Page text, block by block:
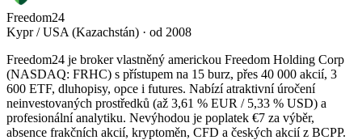
Freedom24
Kypr / USA (Kazachstán) · od 2008
Freedom24 je broker vlastněný americkou Freedom Holding Corp
(NASDAQ: FRHC) s přístupem na 15 burz, přes 40 000 akcií, 3
600 ETF, dluhopisy, opce i futures. Nabízí atraktivní úročení
neinvestovaných prostředků (až 3,61 % EUR / 5,33 % USD) a
profesionální analytiku. Nevýhodou je poplatek €7 za výběr,
absence frakčních akcií, kryptoměn, CFD a českých akcií z BCPP.